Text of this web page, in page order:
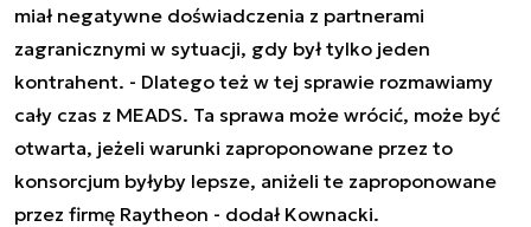
miał negatywne doświadczenia z partnerami
zagranicznymi w sytuacji, gdy był tylko jeden
kontrahent. - Dlatego też w tej sprawie rozmawiamy
cały czas z MEADS. Ta sprawa może wrócić, może być
otwarta, jeżeli warunki zaproponowane przez to
konsorcjum byłyby lepsze, aniżeli te zaproponowane
przez firmę Raytheon - dodał Kownacki.